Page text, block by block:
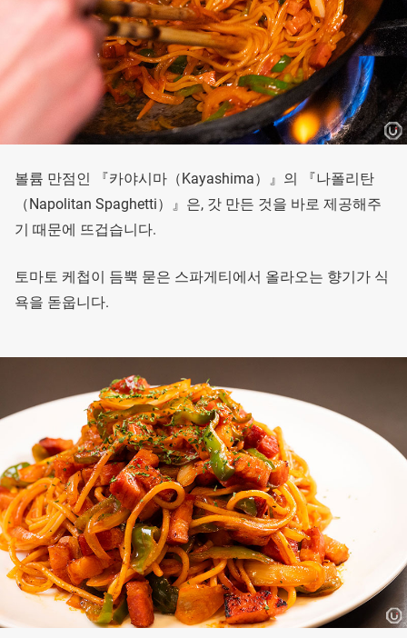
볼륨 만점인 『카야시마（Kayashima）』의 『나폴리탄
（Napolitan Spaghetti）』은, 갓 만든 것을 바로 제공해주
기 때문에 뜨겁습니다.
토마토 케첩이 듬뿍 묻은 스파게티에서 올라오는 향기가 식
욕을 돋웁니다.